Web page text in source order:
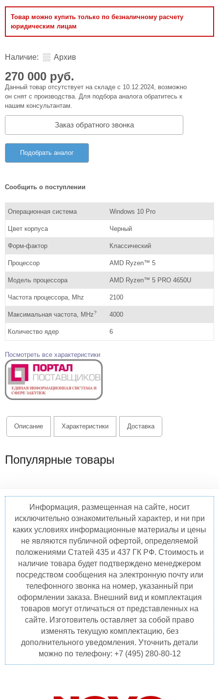
Товар можно купить только по безналичному расчету
юридическим лицам
Наличие: Архив
270 000 руб.
Данный товар отсутствует на складе с 10.12.2024, возможно
он снят с производства. Для подбора аналога обратитесь к
нашим консультантам.
Заказ обратного звонка
Подобрать аналог
Сообщить о поступлении
Операционная система Windows 10 Pro
Цвет корпуса Черный
Форм-фактор Классический
Процессор AMD Ryzen™ 5
Модель процессора AMD Ryzen™ 5 PRO 4650U
Частота процессора, Mhz 2100
Максимальная частота, MHz? 4000
Количество ядер 6
Посмотреть все характеристики
Описание Характеристики Доставка
Популярные товары
Информация, размещенная на сайте, носит
исключительно ознакомительный характер, и ни при
каких условиях информационные материалы и цены
не являются публичной офертой, определяемой
положениями Статей 435 и 437 ГК РФ. Стоимость и
наличие товара будет подтверждено менеджером
посредством сообщения на электронную почту или
телефонного звонка на номер, указанный при
оформлении заказа. Внешний вид и комплектация
товаров могут отличаться от представленных на
сайте. Изготовитель оставляет за собой право
изменять текущую комплектацию, без
дополнительного уведомления. Уточнить детали
можно по телефону: +7 (495) 280-80-12